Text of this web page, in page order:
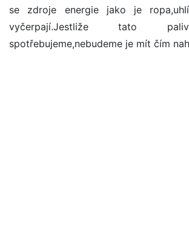
se zdroje energie jako je
vyčerpají.Jestliže tato
spotřebujeme,nebudeme je mít čím